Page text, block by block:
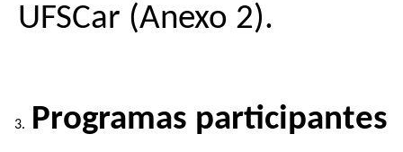
UFSCar (Anexo 2).
Programas participantes